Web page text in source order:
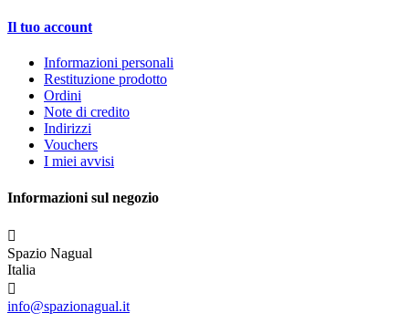
Il tuo account
Informazioni personali
Restituzione prodotto
Ordini
Note di credito
Indirizzi
Vouchers
I miei avvisi
Informazioni sul negozio

Spazio Nagual
Italia

info@spazionagual.it